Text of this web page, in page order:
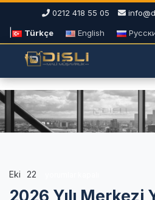
0212 418 55 05
Türkçe English
Eki 22
2026 Yılı Merkezi